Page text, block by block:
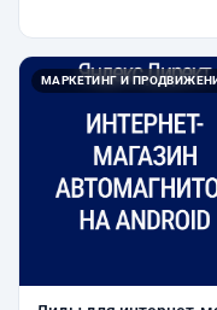
МАРКЕТИНГ И